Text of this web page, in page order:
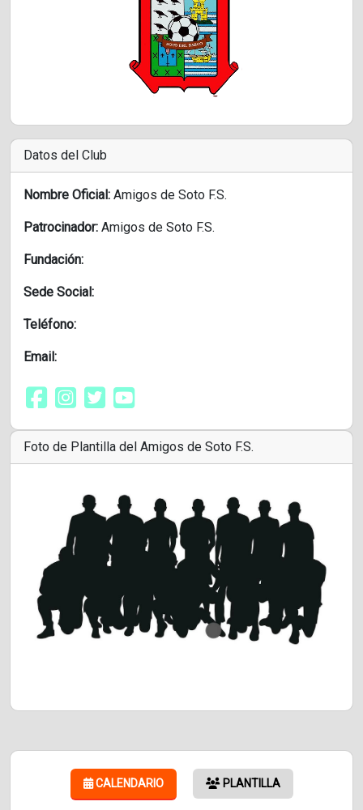
Datos del Club
Nombre Oficial: Amigos de Soto F.S.
Patrocinador: Amigos de Soto F.S.
Fundación:
Sede Social:
Teléfono:
Email:
Foto de Plantilla del Amigos de Soto F.S.
CALENDARIO PLANTILLA